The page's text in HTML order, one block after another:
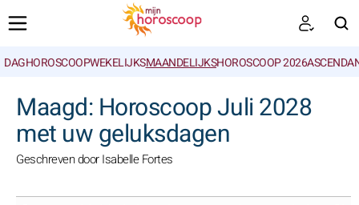
DAGHOROSCOOPWEKELIJKSMAANDELIJKSHOROSCOOP 2026
Maagd: Horoscoop Juli 2028
met uw geluksdagen
Geschreven door Isabelle Fortes